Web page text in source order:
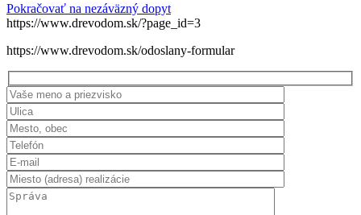
Pokračovať na nezáväzný dopyt
https://www.drevodom.sk/?page_id=3
https://www.drevodom.sk/odoslany-formular